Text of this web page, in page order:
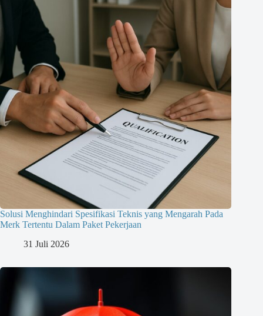
Solusi Menghindari Spesifikasi Teknis yang Mengarah Pada
Merk Tertentu Dalam Paket Pekerjaan
31 Juli 2026